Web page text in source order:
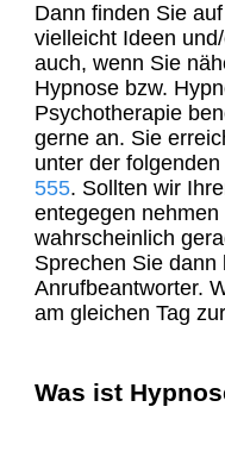
Dann finden Sie
vielleicht Ideen
auch, wenn Sie
Hypnose bzw.
Psychotherapie
gerne an. Sie
unter der
555. Sollten wir
entegegen
wahrscheinlich
Sprechen Sie dann
Anrufbeantworter.
am gleichen Tag
Was ist